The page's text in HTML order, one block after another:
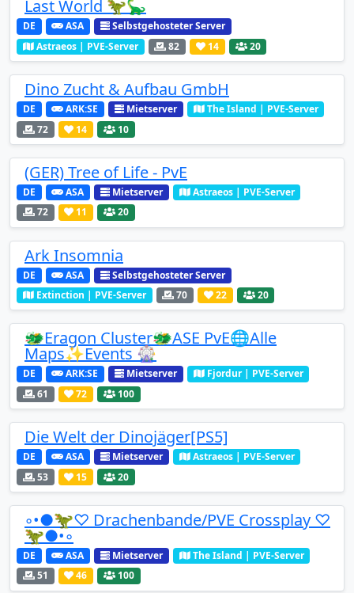
Last World 🦖🦕
DE ASA
Selbstgehosteter Server
Astraeos | PVE-Server
82 14 20
Dino Zucht & Aufbau GmbH
DE ARK:SE Mietserver
The Island | PVE-Server
72
14 10
(GER) Tree of Life - PvE
DE ASA Mietserver
Astraeos | PVE-Server
72
11 20
Ark Insomnia
DE ASA
Selbstgehosteter Server
Extinction | PVE-Server
70 22 20
🐲Eragon Cluster🐲ASE PvE🌐Alle
Maps✨Events 🎡
DE ARK:SE Mietserver
Fjordur | PVE-Server
61
72 100
Die Welt der Dinojäger[PS5]
DE ASA Mietserver
Astraeos | PVE-Server
53
15 20
◦•●🦖♡ Drachenbande/PVE Crossplay ♡
🦖●•◦
DE ASA Mietserver
The Island | PVE-Server
51
46 100